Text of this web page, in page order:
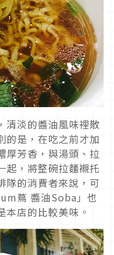
清淡的醬油風味裡散
的是，在吃之前才加
厚芳香，與湯頭、拉
起，將整碗拉麵襯托
隊的消費者來說，可
蔦 醬油Soba」也
本店的比較美味。